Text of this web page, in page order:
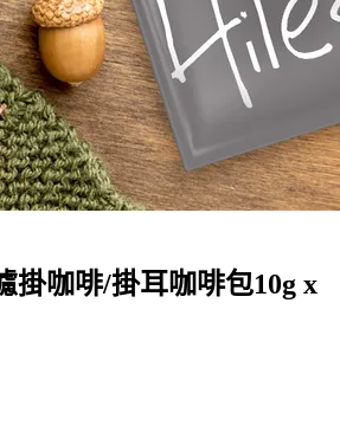
掛咖啡/掛耳咖啡包10g x